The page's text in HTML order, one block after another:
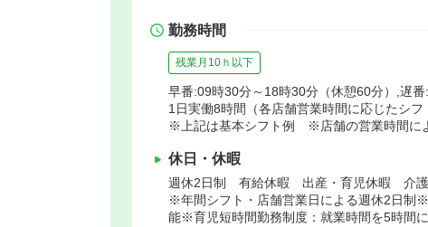
勤務時間
残業月10ｈ以下
早番:09時30分～18時30分（休憩60分）,遅
1日実働8時間（各店舗営業時間に応じたシフ
※上記は基本シフト例 ※店舗の営業時間に
休日・休暇
週休2日制 有給休暇 出産・育児休暇 介
※年間シフト・店舗営業日による週休2日
能※育児短時間勤務制度：就業時間を5時間